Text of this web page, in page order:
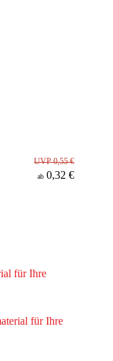
UVP 0,55 €
ab 0,32 €
für Ihre